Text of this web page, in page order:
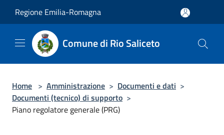
Regione Emilia-Romagna
Comune di Rio Saliceto
Home > Amministrazione > Documenti e dati >
Documenti (tecnico) di supporto >
Piano regolatore generale (PRG)